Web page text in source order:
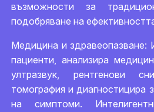
възможности за
подобряване на
Медицина и здравеопазване:
пациенти, анализира
ултразвук, рентгенови
томография и диагностицира
на симптоми.